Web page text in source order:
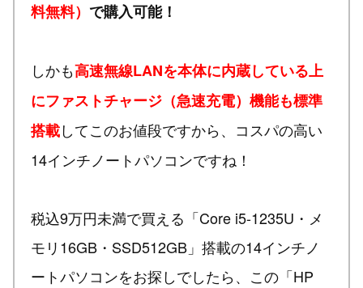
料無料） で購入可能！
しかも高速無線LANを本体に内蔵している上
にファストチャージ（急速充電）機能も標準
搭載してこのお値段ですから、コスパの高い
14インチノートパソコンですね！
税込9万円未満で買える「Core i5-1235U・メ
モリ16GB・SSD512GB」搭載の14インチノ
ートパソコンをお探しでしたら、この「HP